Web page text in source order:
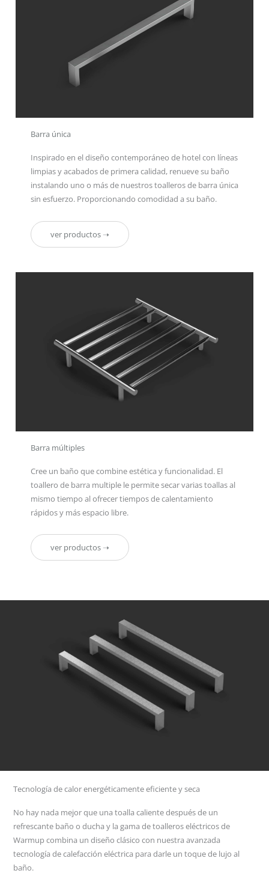
Barra única
Inspirado en el diseño contemporáneo de hotel con líneas
limpias y acabados de primera calidad, renueve su baño
instalando uno o más de nuestros toalleros de barra única
sin esfuerzo. Proporcionando comodidad a su baño.
ver productos ➝
Barra múltiples
Cree un baño que combine estética y funcionalidad. El
toallero de barra multiple le permite secar varias toallas al
mismo tiempo al ofrecer tiempos de calentamiento
rápidos y más espacio libre.
ver productos ➝
Tecnología de calor energéticamente eficiente y seca
No hay nada mejor que una toalla caliente después de un
refrescante baño o ducha y la gama de toalleros eléctricos de
Warmup combina un diseño clásico con nuestra avanzada
tecnología de calefacción eléctrica para darle un toque de lujo al
baño.